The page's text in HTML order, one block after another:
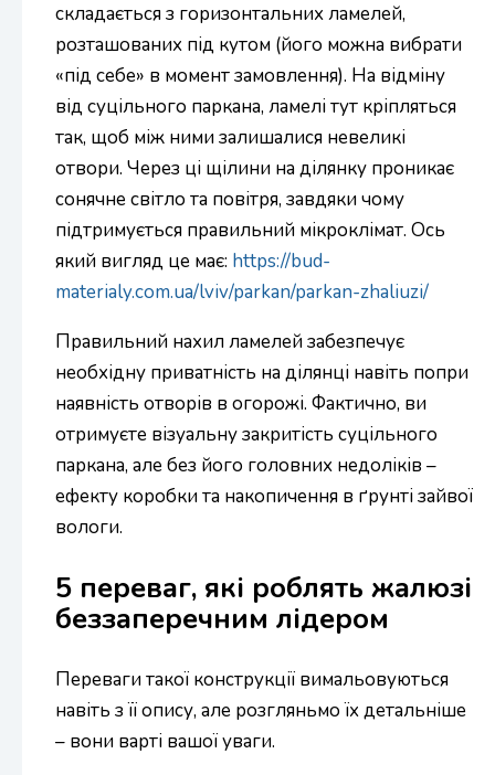
складається з горизонтальних ламелей,
розташованих під кутом (його можна вибрати
«під себе» в момент замовлення). На відміну
від суцільного паркана, ламелі тут кріпляться
так, щоб між ними залишалися невеликі
отвори. Через ці щілини на ділянку проникає
сонячне світло та повітря, завдяки чому
підтримується правильний мікроклімат. Ось
який вигляд це має: https://bud-
materialy.com.ua/lviv/parkan/parkan-zhaliuzi/
Правильний нахил ламелей забезпечує
необхідну приватність на ділянці навіть попри
наявність отворів в огорожі. Фактично, ви
отримуєте візуальну закритість суцільного
паркана, але без його головних недоліків –
ефекту коробки та накопичення в ґрунті зайвої
вологи.
5 переваг, які роблять жалюзі
беззаперечним лідером
Переваги такої конструкції вимальовуються
навіть з її опису, але розгляньмо їх детальніше
– вони варті вашої уваги.